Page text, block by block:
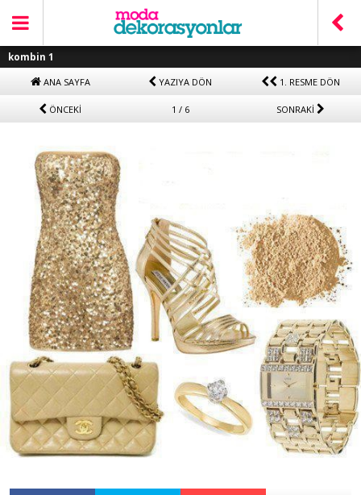
kombin 1
ANA SAYFA YAZIYA DÖN 1. RESME DÖN
ÖNCEKİ 1 / 6 SONRAKİ